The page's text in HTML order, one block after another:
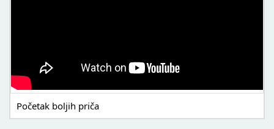
Početak boljih priča